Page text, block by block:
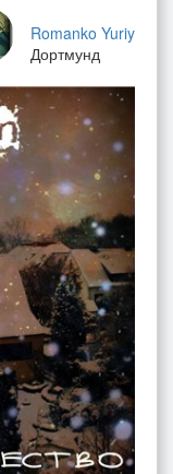
Romanko Yuriy
Дортмунд